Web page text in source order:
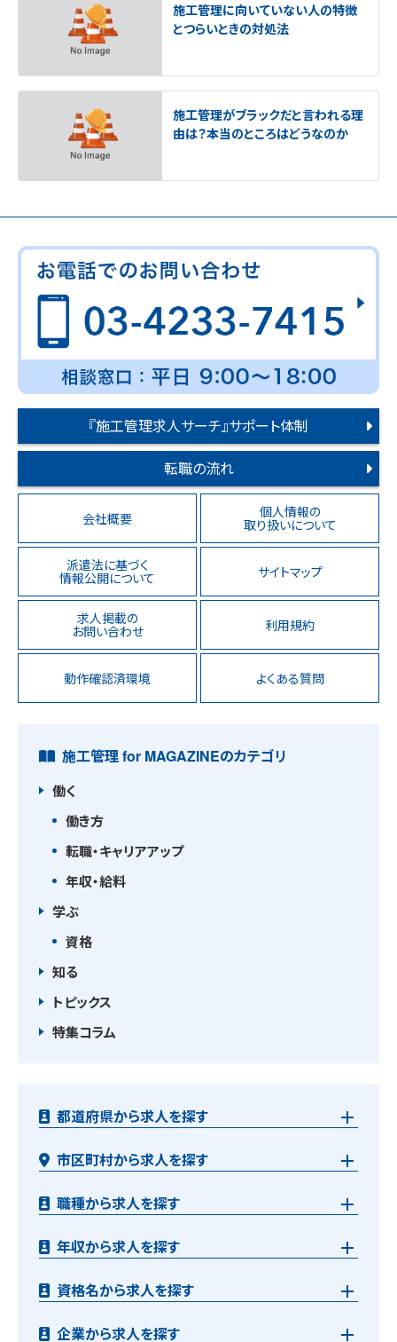
施工管理に向いていない人の特徴
とつらいときの対処法
施工管理がブラックだと言われる理
由は？本当のところはどうなのか
『施工管理求人サーチ』サポート体制
転職の流れ
会社概要 個人情報の
取り扱いについて
派遣法に基づく
情報公開について サイトマップ
求人掲載の
お問い合わせ 利用規約
動作確認済環境 よくある質問
施工管理 for MAGAZINEのカテゴリ
働く
働き方
転職・キャリアアップ
年収・給料
学ぶ
資格
知る
トピックス
特集コラム
都道府県から求人を探す
市区町村から求人を探す
職種から求人を探す
年収から求人を探す
資格名から求人を探す
企業から求人を探す